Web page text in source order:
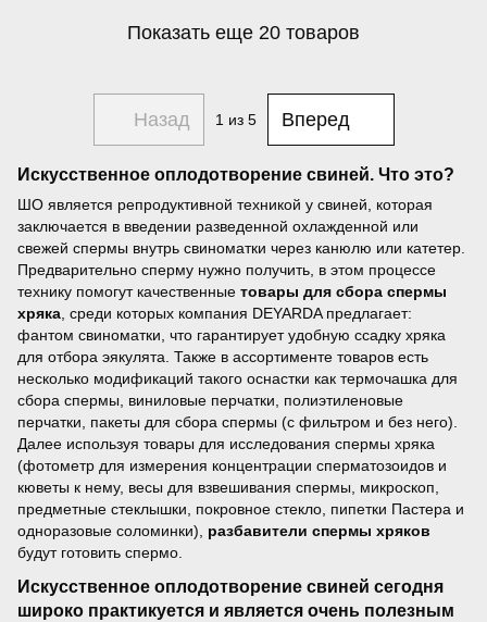
Показать еще 20 товаров
Назад 1из 5 Вперед
Искусственное оплодотворение свиней. Что это?
ШО является репродуктивной техникой у свиней, которая
заключается в введении разведенной охлажденной или
свежей спермы внутрь свиноматки через канюлю или катетер.
Предварительно сперму нужно получить, в этом процессе
технику помогут качественные товары для сбора спермы
хряка, среди которых компания DEYARDA предлагает:
фантом свиноматки, что гарантирует удобную ссадку хряка
для отбора эякулята. Также в ассортименте товаров есть
несколько модификаций такого оснастки как термочашка для
сбора спермы, виниловые перчатки, полиэтиленовые
перчатки, пакеты для сбора спермы (с фильтром и без него).
Далее используя товары для исследования спермы хряка
(фотометр для измерения концентрации сперматозоидов и
кюветы к нему, весы для взвешивания спермы, микроскоп,
предметные стеклышки, покровное стекло, пипетки Пастера и
одноразовые соломинки), разбавители спермы хряков
будут готовить спермо.
Искусственное оплодотворение свиней сегодня
широко практикуется и является очень полезным